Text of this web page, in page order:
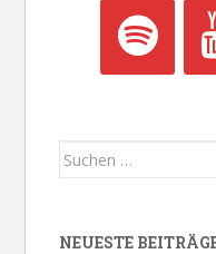
Suchen
NEUESTE